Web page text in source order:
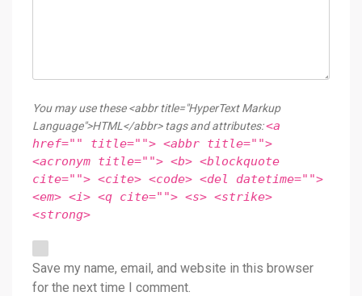
You may use these <abbr title="HyperText Markup
Language">HTML</abbr> tags and attributes:<a
href="" title=""> <abbr title="">
<acronym title=""> <b> <blockquote
cite=""> <cite> <code> <del datetime="">
<em> <i> <q cite=""> <s> <strike>
<strong>
Save my name, email, and website in this browser
for the next time I comment.